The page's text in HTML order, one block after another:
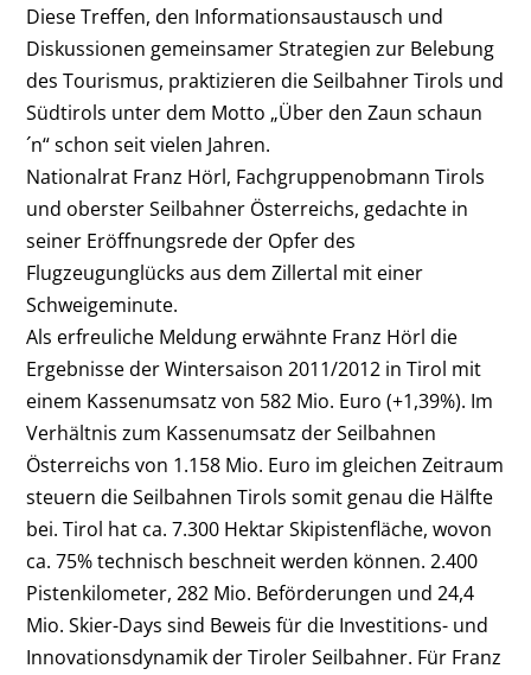
Diese Treffen, den Informationsaustausch und
Diskussionen gemeinsamer Strategien zur Belebung
des Tourismus, praktizieren die Seilbahner Tirols und
Südtirols unter dem Motto „Über den Zaun schaun
´n“ schon seit vielen Jahren.
Nationalrat Franz Hörl, Fachgruppenobmann Tirols
und oberster Seilbahner Österreichs, gedachte in
seiner Eröffnungsrede der Opfer des
Flugzeugunglücks aus dem Zillertal mit einer
Schweigeminute.
Als erfreuliche Meldung erwähnte Franz Hörl die
Ergebnisse der Wintersaison 2011/2012 in Tirol mit
einem Kassenumsatz von 582 Mio. Euro (+1,39%). Im
Verhältnis zum Kassenumsatz der Seilbahnen
Österreichs von 1.158 Mio. Euro im gleichen Zeitraum
steuern die Seilbahnen Tirols somit genau die Hälfte
bei. Tirol hat ca. 7.300 Hektar Skipistenfläche, wovon
ca. 75% technisch beschneit werden können. 2.400
Pistenkilometer, 282 Mio. Beförderungen und 24,4
Mio. Skier-Days sind Beweis für die Investitions- und
Innovationsdynamik der Tiroler Seilbahner. Für Franz